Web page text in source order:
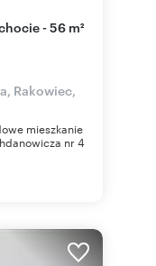
Rakowiec,
mieszkanie
nr 4